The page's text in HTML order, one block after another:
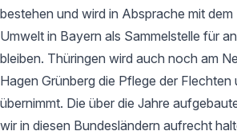
bestehen und wird in Absprache mit
Umwelt in Bayern als Sammelstelle für
bleiben. Thüringen wird auch noch am
Hagen Grünberg die Pflege der
übernimmt. Die über die Jahre
wir in diesen Bundesländern aufrecht